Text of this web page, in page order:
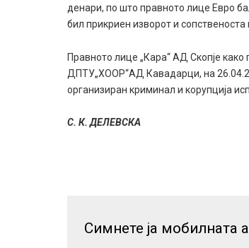
денари, по што правното лице Евро
бил прикриен изворот и
Правното лице „Кара“ АД Скопје
ДПТУ„ХООР“АД Кавадарци, на
организиран криминал и корупција
С. К. ДЕЛЕВСКА
Симнете ја мобилната